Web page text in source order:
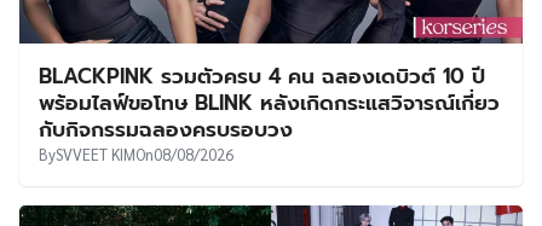
BLACKPINK รวมตัวครบ 4 คน ฉลองเดบิวต์ 10 ปี
พร้อมไลฟ์ขอโทษ BLINK หลังเกิดกระแสวิจารณ์เกี่ยว
กับกิจกรรมฉลองครบรอบวง
BySVVEET KIMOn08/08/2026